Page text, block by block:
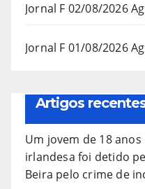
Jornal F 02/08/2026
Jornal F 01/08/2026
Artigos
Um jovem de 18
irlandesa foi detido
Beira pelo crime de